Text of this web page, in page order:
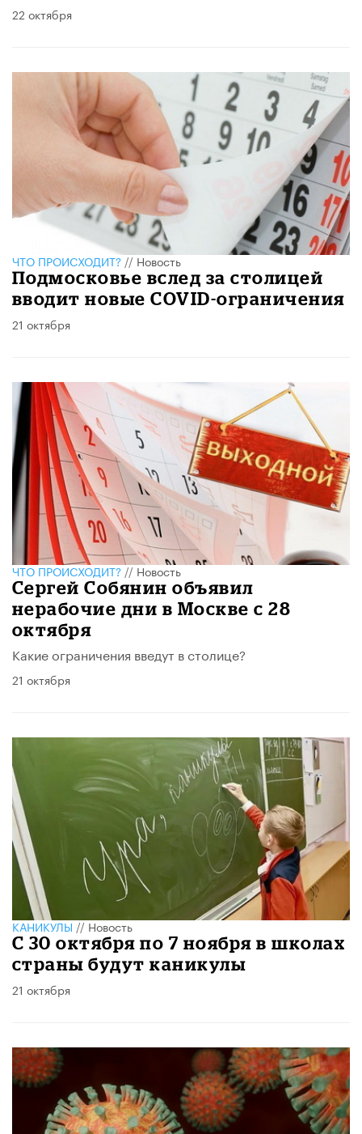
22 октября
ЧТО ПРОИСХОДИТ?//Новость
Подмосковье вслед за столицей
вводит новые COVID-ограничения
21 октября
ЧТО ПРОИСХОДИТ?//Новость
Сергей Собянин объявил
нерабочие дни в Москве с 28
октября
Какие ограничения введут в столице?
21 октября
КАНИКУЛЫ//Новость
С 30 октября по 7 ноября в школах
страны будут каникулы
21 октября